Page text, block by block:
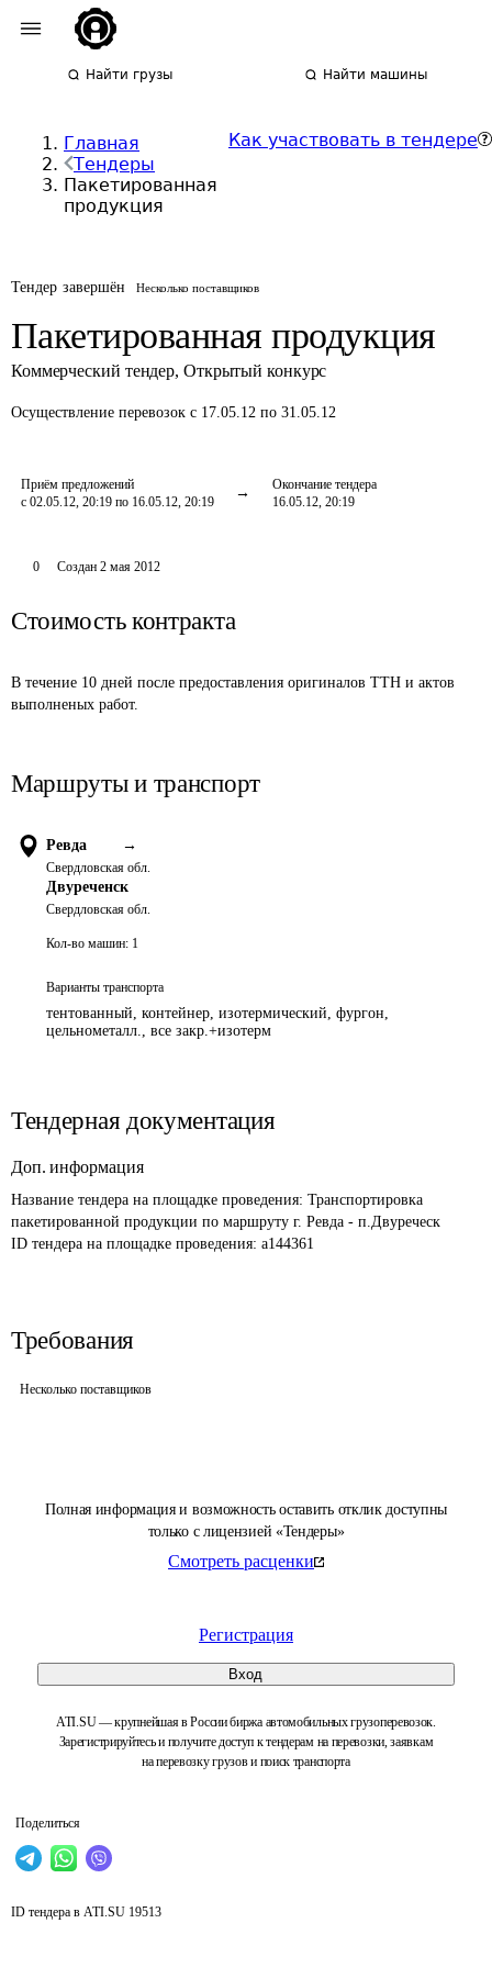
Найти грузы Найти машины
Главная
Тендеры
Пакетированная
продукция
Как участвовать в тендере
Тендер завершён Несколько поставщиков
Пакетированная продукция
Коммерческий тендер, Открытый конкурс
Осуществление перевозок с 17.05.12 по 31.05.12
Приём предложений
с 02.05.12, 20:19 по 16.05.12, 20:19
Окончание тендера
16.05.12, 20:19
Полная информация и возможность оставить отклик доступны
только с лицензией «Тендеры»
Смотреть расценки
Регистрация
Вход
ATI.SU — крупнейшая в России биржа автомобильных грузоперевозок.
Зарегистрируйтесь и получите доступ к тендерам на перевозки, заявкам
на перевозку грузов и поиск транспорта
Поделиться
0 Создан 2 мая 2012
Стоимость контракта
В течение 10 дней после предоставления оригиналов ТТН и актов
выполненых работ.
Маршруты и транспорт
Ревда →
Свердловская обл.
Двуреченск
Свердловская обл.
Кол-во машин: 1
Варианты транспорта
тентованный, контейнер, изотермический, фургон,
цельнометалл., все закр.+изотерм
Тендерная документация
Доп. информация
Название тендера на площадке проведения: Транспортировка
пакетированной продукции по маршруту г. Ревда - п.Двуреческ
ID тендера на площадке проведения: a144361
Требования
Несколько поставщиков
ID тендера в ATI.SU 19513